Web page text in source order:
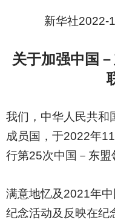
新华社2022-
关于加强中国
我们，中华人民共和
成员国，于2022年
行第25次中国－东盟
满意地忆及2021年
纪念活动及反映在纪